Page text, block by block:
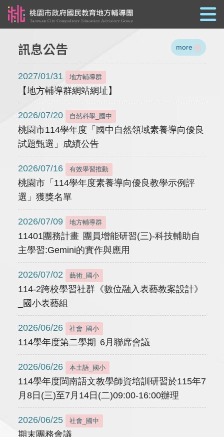
訊息公告 more
2027/01/31 地方輔導群
【地方輔導群網站網址】
2026/07/20 自然科學_國中
桃園市114學年度「國中自然領域素養導向優良
試題甄選」成績公告
2026/07/16 有效學習推動
桃園市「114學年度素養導向優良教學示例評
選」獲獎名單
2026/07/09 地方輔導群
11401團務計畫 團員增能研習(三)-科技輔助自
主學習:Gemini的實作與應用
2026/07/02 藝術_國小
114-2跨校學習社群《數位融入表藝教案設計》
_國小表藝組
2026/06/26 社會_國小
114學年度第二學期 6月聯席會議
2026/06/26 本土語_國小
114學年度閩南語文教學師資培訓研習於115年7
月8日(三)至7月14日(二)09:00-16:00辦理
2026/06/25 社會_國中
期末團務會議